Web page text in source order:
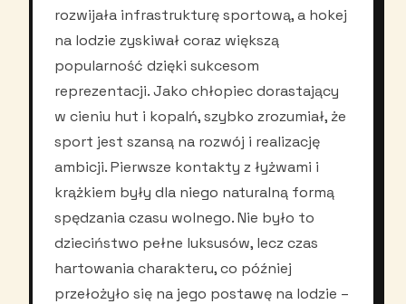
rozwijała infrastrukturę sportową, a hokej
na lodzie zyskiwał coraz większą
popularność dzięki sukcesom
reprezentacji. Jako chłopiec dorastający
w cieniu hut i kopalń, szybko zrozumiał, że
sport jest szansą na rozwój i realizację
ambicji. Pierwsze kontakty z łyżwami i
krążkiem były dla niego naturalną formą
spędzania czasu wolnego. Nie było to
dzieciństwo pełne luksusów, lecz czas
hartowania charakteru, co później
przełożyło się na jego postawę na lodzie –